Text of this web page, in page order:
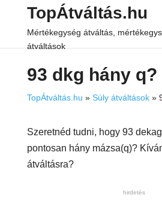
TopÁtváltás.hu
Mértékegység átváltás,
átváltások
93 dkg hány q?
TopÁtváltás.hu » Súly átváltások»
Szeretnéd tudni, hogy 93
pontosan hány mázsa(q)?
átváltásra?
hirdetés